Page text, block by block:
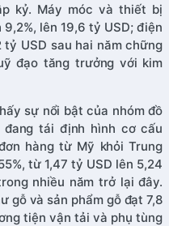
kỷ. Máy móc và thiết bị
lên 19,6 tỷ USD; điện
USD sau hai năm chững
đạo tăng trưởng với kim
sự nổi bật của nhóm đồ
tái định hình cơ cấu
hàng từ Mỹ khỏi Trung
từ 1,47 tỷ USD lên 5,24
nhiều năm trở lại đây.
gỗ và sản phẩm gỗ đạt 7,8
tiện vận tải và phụ tùng